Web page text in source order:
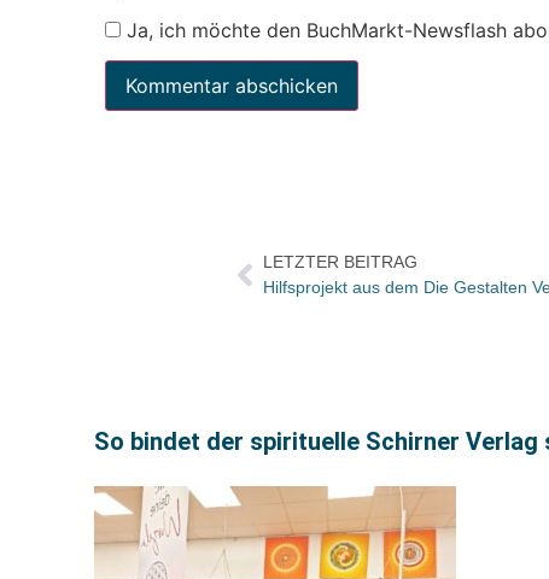
Ja, ich möchte den BuchMarkt-Newsflash
LETZTER BEITRAG
Hilfsprojekt aus dem Die Gestalten
So bindet der spirituelle Schirner